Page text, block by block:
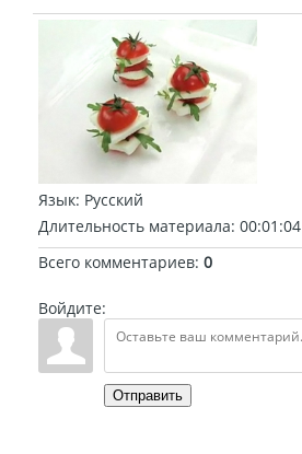
Язык: Русский
Длительность материала: 00:01:04
Всего комментариев: 0
Войдите:
Отправить